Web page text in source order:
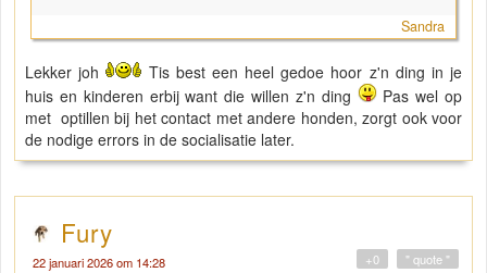
Sandra
Lekker joh
Tis best een heel gedoe hoor z'n ding in je
huis en kinderen erbij want die willen z'n ding
Pas wel op
met optillen bij het contact met andere honden, zorgt ook voor
de nodige errors in de socialisatie later.
Fury
22 januari 2026 om 14:28 " quote "
+0